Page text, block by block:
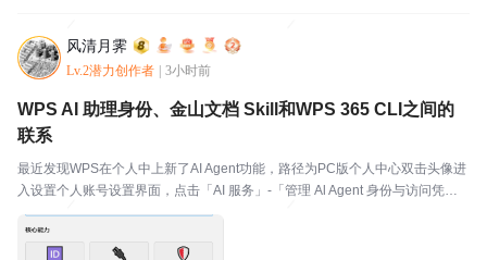
风清月霁
Lv.2潜力创作者 3小时前
WPS AI 助理身份、金山文档 Skill和WPS 365 CLI之间的
联系
最近发现WPS在个人中上新了AI Agent功能，路径为PC版个人中心双击头像进
入设置个人账号设置界面，点击「AI 服务」-「管理 Al Agent 身份与访问凭证」
-「管理」即可进入设置界面。2026 年飞书、钉钉、企业微信、WPS 几乎同时
开源 CLI...